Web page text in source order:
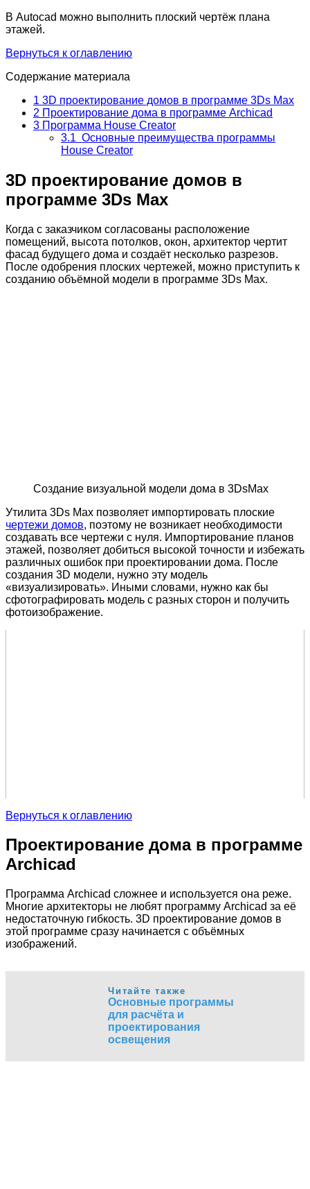
В Autocad можно выполнить плоский чертёж плана
этажей.
Вернуться к оглавлению
Содержание материала
1 3D проектирование домов в программе 3Ds Max
2 Проектирование дома в программе Archicad
3 Программа House Creator
3.1 Основные преимущества программы
House Creator
3D проектирование домов в
программе 3Ds Max
Когда с заказчиком согласованы расположение
помещений, высота потолков, окон, архитектор чертит
фасад будущего дома и создаёт несколько разрезов.
После одобрения плоских чертежей, можно приступить к
созданию объёмной модели в программе 3Ds Max.
Создание визуальной модели дома в 3DsMax
Утилита 3Ds Max позволяет импортировать плоские
чертежи домов, поэтому не возникает необходимости
создавать все чертежи с нуля. Импортирование планов
этажей, позволяет добиться высокой точности и избежать
различных ошибок при проектировании дома. После
создания 3D модели, нужно эту модель
«визуализировать». Иными словами, нужно как бы
сфотографировать модель с разных сторон и получить
фотоизображение.
Вернуться к оглавлению
Проектирование дома в программе
Archicad
Программа Archicad сложнее и используется она реже.
Многие архитекторы не любят программу Archicad за её
недостаточную гибкость. 3D проектирование домов в
этой программе сразу начинается с объёмных
изображений.
Читайте также
Основные программы
для расчёта и
проектирования
освещения